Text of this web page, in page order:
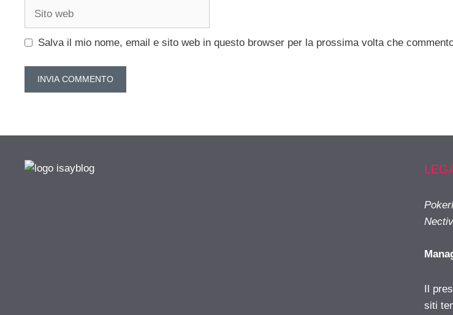
Salva il mio nome, email e sito web in questo browser per la prossima volta che
Il
siti